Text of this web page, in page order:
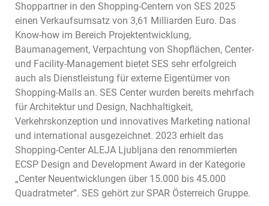
Shoppartner in den Shopping-Centern von SES 2025
einen Verkaufsumsatz von 3,61 Milliarden Euro. Das
Know-how im Bereich Projektentwicklung,
Baumanagement, Verpachtung von Shopflächen, Center-
und Facility-Management bietet SES sehr erfolgreich
auch als Dienstleistung für externe Eigentümer von
Shopping-Malls an. SES Center wurden bereits mehrfach
für Architektur und Design, Nachhaltigkeit,
Verkehrskonzeption und innovatives Marketing national
und international ausgezeichnet. 2023 erhielt das
Shopping-Center ALEJA Ljubljana den renommierten
ECSP Design and Development Award in der Kategorie
„Center Neuentwicklungen über 15.000 bis 45.000
Quadratmeter“. SES gehört zur SPAR Österreich Gruppe.